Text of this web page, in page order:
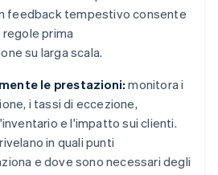
feedback tempestivo consente
prima
su larga scala.
le prestazioni: monitora i
i tassi di eccezione,
e l'impatto sui clienti.
in quali punti
e dove sono necessari degli